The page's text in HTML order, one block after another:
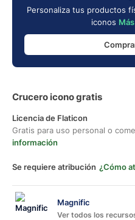
Personaliza tus productos
iconos
Crucero icono gratis
Licencia de Flaticon
Gratis para uso personal o
información
Se requiere atribución ¿Cómo
Magnific
Ver todos los